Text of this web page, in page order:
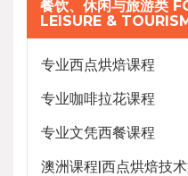
餐饮、休闲与旅游类
LEISURE &
专业西点烘焙课程
专业咖啡拉花课程
专业文凭西餐课程
澳洲课程|西点烘焙技